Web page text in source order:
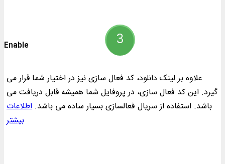
Enable
علاوه بر لینک دانلود، کد فعال سازی نیز در اختیار شما قرار می
گیرد. این کد فعال سازی، در پروفایل شما همیشه قابل دریافت می
باشد. استفاده از سریال فعالسازی بسیار ساده می باشد. اطلاعات
بیشتر